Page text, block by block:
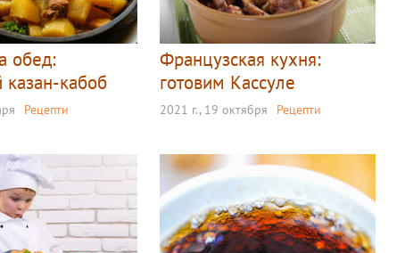
обед:
казан-кабоб
Рецепти
Французская кухня:
готовим Кассуле
2021 г., 19 октября Рецепти